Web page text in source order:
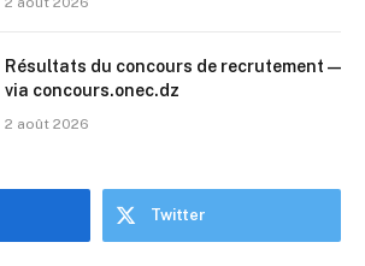
Résultats du concours de recrutement —
via concours.onec.dz
2 août 2026
Twitter